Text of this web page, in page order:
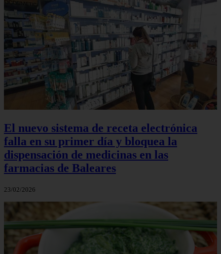
El nuevo sistema de receta electrónica
falla en su primer día y bloquea la
dispensación de medicinas en las
farmacias de Baleares
23/02/2026